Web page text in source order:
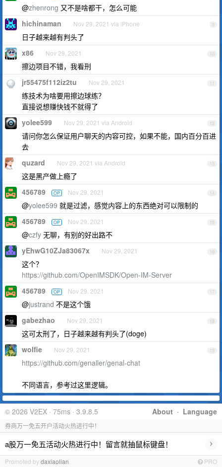
@zhenrong 又不是啥都干，怎么可能
9
hichinaman Nov 29, 2021 via iPhone
日子越来越有判头了
10
x86 Nov 29, 2021
擦边项目不错，我看刑
11
jr55475f112iz2tu Nov 29, 2021
练技术为啥要用擦边球练？
直接说想赚快钱不就得了
12
yolee599 Nov 29, 2021 via Android
请问你怎么保证用户聊天的内容可控，如果不能，国内百分百进
去
13
quzard Nov 29, 2021 via Android
这是黑产做上瘾了
14
456789 OP Nov 29, 2021
@yolee599 就是过滤，感觉内容上的东西绝对可以限制的
15
456789 OP Nov 29, 2021
@czfy 无聊，有别的好出路不
16
yEhwG10ZJa83067x Nov 29, 2021
这个？
https://github.com/OpenIMSDK/Open-IM-Server
17
456789 OP Nov 29, 2021
@justrand 不是这个饿
18
gabezhao Nov 29, 2021
这可太刑了，日子越来越有判头了(doge)
19
wolfie Nov 29, 2021
https://github.com/genaller/genal-chat
不同语言，参考过这里逻辑。
About · Language
© 2026 V2EX · 75ms · 3.9.8.5
券商万一免五开户活动火热进行中！
a股万一免五活动火热进行中！留言就抽鼠标键盘！ ›
Promoted bydaxiaolian PRO